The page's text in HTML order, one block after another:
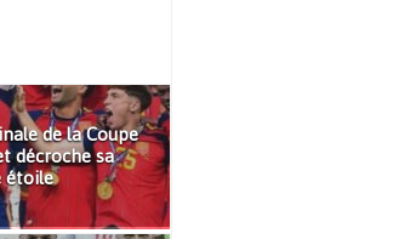
de la Coupe
décroche sa
étoile